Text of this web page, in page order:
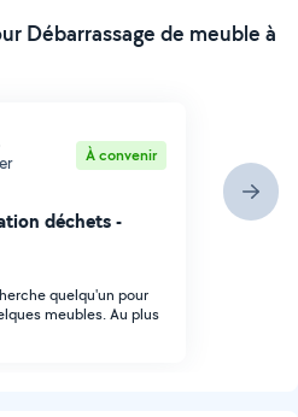
Débarrassage de meuble à
À convenir
déchets -
quelqu'un pour
meubles. Au plus